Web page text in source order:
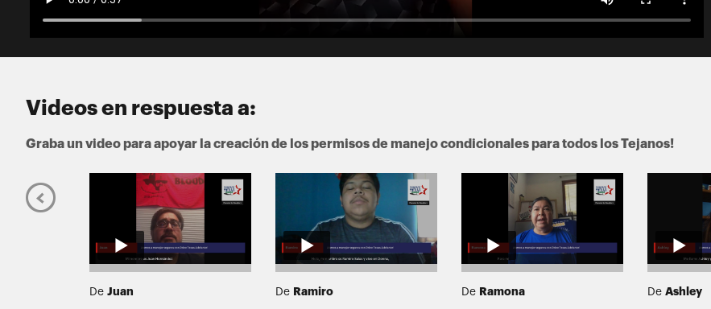
Videos en respuesta a:
Graba un video para apoyar la creación de los permisos de manejo condicionales para todos los Tejanos!
De Juan De Ramiro De Ramona De Ashley